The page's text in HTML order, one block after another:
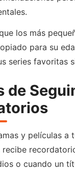
los más
para su
series favoritas
de
y películas a
recibe
o cuando un